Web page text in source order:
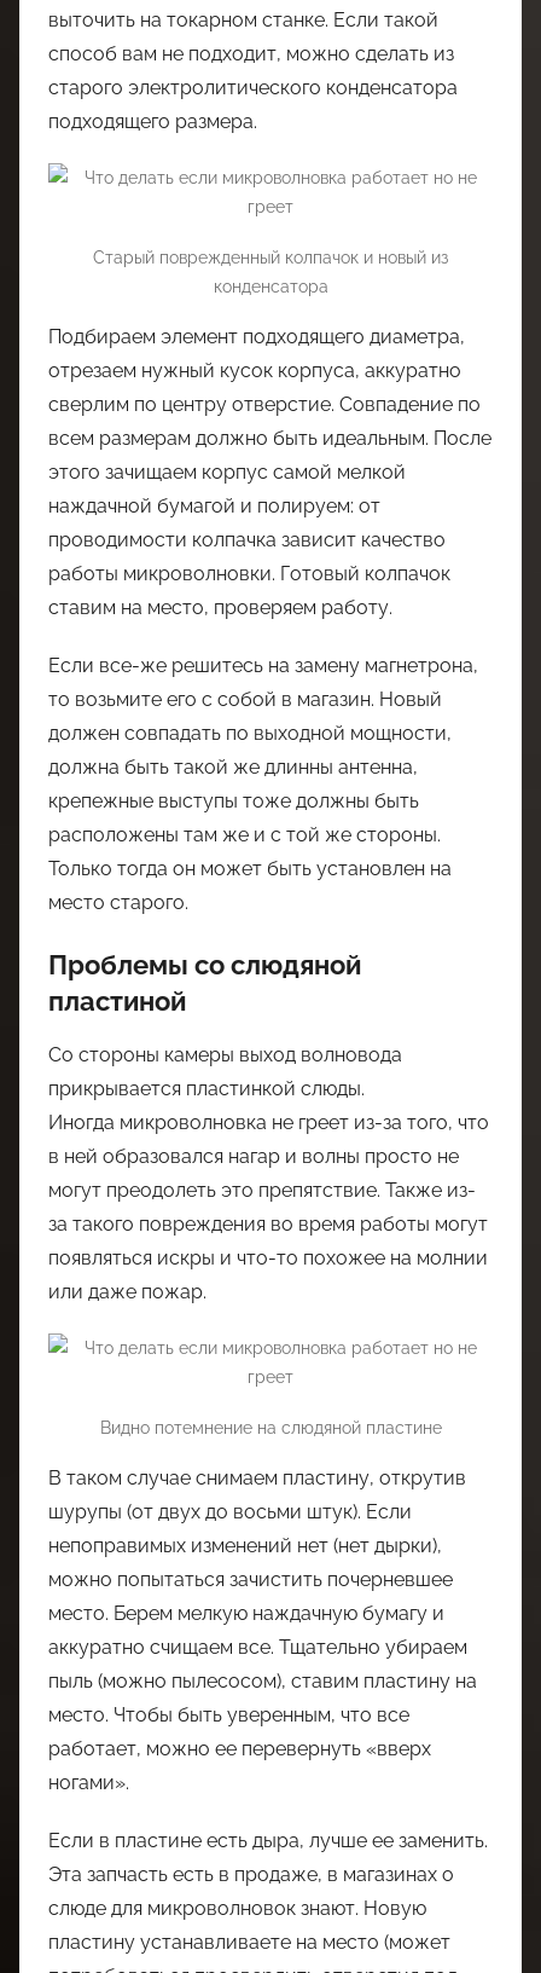
выточить на токарном станке. Если такой
способ вам не подходит, можно сделать из
старого электролитического конденсатора
подходящего размера.
Старый поврежденный колпачок и новый из
конденсатора
Подбираем элемент подходящего диаметра,
отрезаем нужный кусок корпуса, аккуратно
сверлим по центру отверстие. Совпадение по
всем размерам должно быть идеальным. После
этого зачищаем корпус самой мелкой
наждачной бумагой и полируем: от
проводимости колпачка зависит качество
работы микроволновки. Готовый колпачок
ставим на место, проверяем работу.
Если все-же решитесь на замену магнетрона,
то возьмите его с собой в магазин. Новый
должен совпадать по выходной мощности,
должна быть такой же длинны антенна,
крепежные выступы тоже должны быть
расположены там же и с той же стороны.
Только тогда он может быть установлен на
место старого.
Проблемы со слюдяной
пластиной
Со стороны камеры выход волновода
прикрывается пластинкой слюды.
Иногда микроволновка не греет из-за того, что
в ней образовался нагар и волны просто не
могут преодолеть это препятствие. Также из-
за такого повреждения во время работы могут
появляться искры и что-то похожее на молнии
или даже пожар.
Видно потемнение на слюдяной пластине
В таком случае снимаем пластину, открутив
шурупы (от двух до восьми штук). Если
непоправимых изменений нет (нет дырки),
можно попытаться зачистить почерневшее
место. Берем мелкую наждачную бумагу и
аккуратно счищаем все. Тщательно убираем
пыль (можно пылесосом), ставим пластину на
место. Чтобы быть уверенным, что все
работает, можно ее перевернуть «вверх
ногами».
Если в пластине есть дыра, лучше ее заменить.
Эта запчасть есть в продаже, в магазинах о
слюде для микроволновок знают. Новую
пластину устанавливаете на место (может